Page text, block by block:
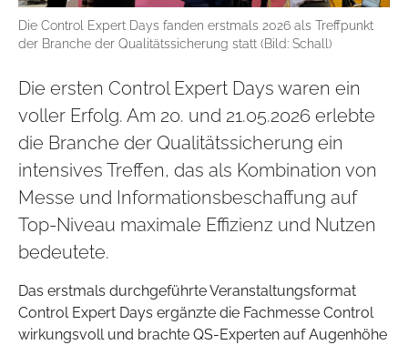
Die Control Expert Days fanden erstmals 2026 als Treffpunkt
der Branche der Qualitätssicherung statt (Bild: Schall)
Die ersten Control Expert Days waren ein
voller Erfolg. Am 20. und 21.05.2026 erlebte
die Branche der Qualitätssicherung ein
intensives Treffen, das als Kombination von
Messe und Informationsbeschaffung auf
Top-Niveau maximale Effizienz und Nutzen
bedeutete.
Das erstmals durchgeführte Veranstaltungsformat
Control Expert Days ergänzte die Fachmesse Control
wirkungsvoll und brachte QS-Experten auf Augenhöhe